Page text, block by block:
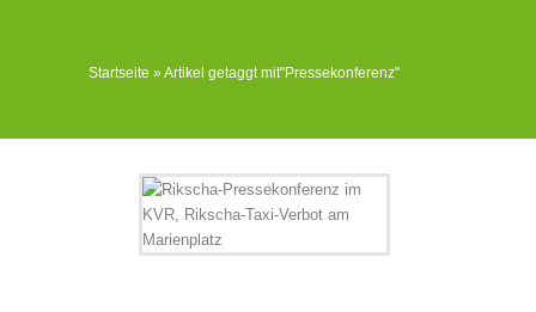
Startseite »Artikel getaggt mit"Pressekonferenz"